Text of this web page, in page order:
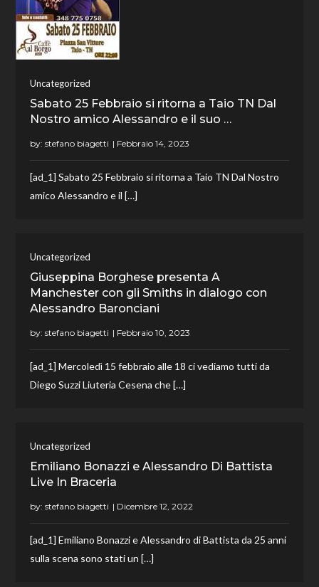
Uncategorized
Sabato 25 Febbraio si ritorna a Taio TN Dal
Nostro amico Alessandro e il suo …
by:stefano biagetti
[ad_1] Sabato 25 Febbraio si ritorna a Taio TN Dal Nostro
amico Alessandro e il […]
Uncategorized
Giuseppina Borghese presenta A
Manchester con gli Smiths in dialogo con
Alessandro Baronciani
by:stefano biagetti
[ad_1] Mercoledì 15 febbraio alle 18 ci vediamo tutti da
Diego Suzzi Liuteria Cesena che […]
Uncategorized
Emiliano Bonazzi e Alessandro Di Battista
Live In Braceria
by:stefano biagetti
[ad_1] Emiliano Bonazzi e Alessandro di Battista da 25 anni
sulla scena sono stati un […]